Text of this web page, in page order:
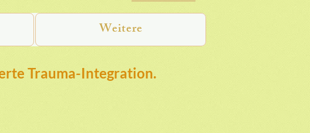
Weitere
Trauma-Integration.